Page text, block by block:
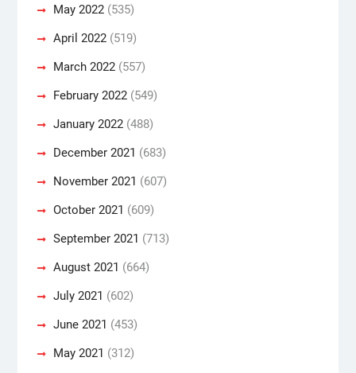
May 2022(535)
April 2022(519)
March 2022(557)
February 2022(549)
January 2022(488)
December 2021 (683)
November 2021 (607)
October 2021 (609)
September 2021 (713)
August 2021 (664)
July 2021 (602)
June 2021 (453)
May 2021 (312)